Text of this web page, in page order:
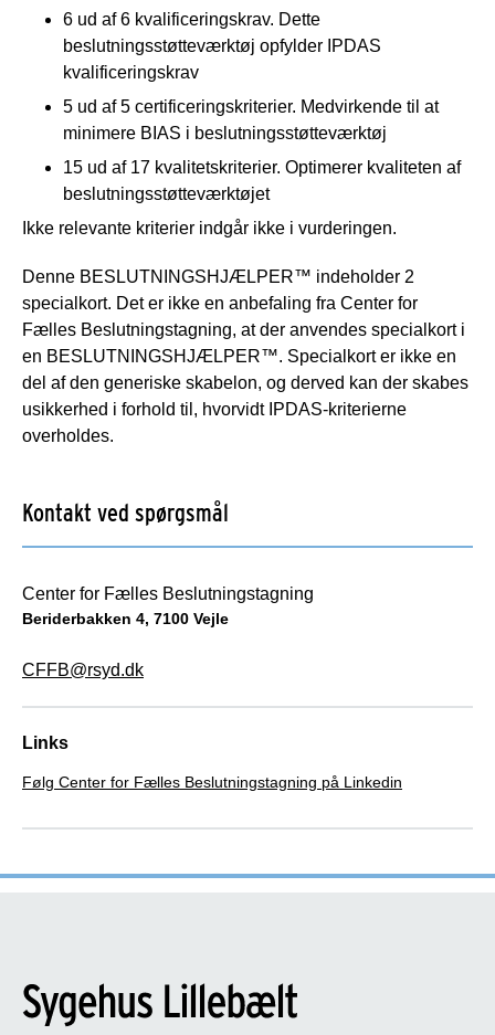
6 ud af 6 kvalificeringskrav. Dette
beslutningsstøtteværktøj opfylder IPDAS
kvalificeringskrav
5 ud af 5 certificeringskriterier. Medvirkende til at
minimere BIAS i beslutningsstøtteværktøj
15 ud af 17 kvalitetskriterier. Optimerer kvaliteten af
beslutningsstøtteværktøjet
Ikke relevante kriterier indgår ikke i vurderingen.
Denne BESLUTNINGSHJÆLPER™ indeholder 2
specialkort. Det er ikke en anbefaling fra Center for
Fælles Beslutningstagning, at der anvendes specialkort i
en BESLUTNINGSHJÆLPER™. Specialkort er ikke en
del af den generiske skabelon, og derved kan der skabes
usikkerhed i forhold til, hvorvidt IPDAS-kriterierne
overholdes.
Kontakt ved spørgsmål
Links
Følg Center for Fælles Beslutningstagning på Linkedin
Center for Fælles Beslutningstagning
Beriderbakken 4, 7100 Vejle
CFFB@rsyd.dk